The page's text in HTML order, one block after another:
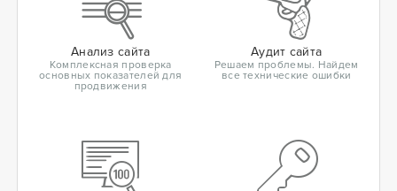
Анализ сайта
Комплексная проверка
основных показателей для
продвижения
Аудит сайта
Решаем проблемы. Найдем
все технические ошибки